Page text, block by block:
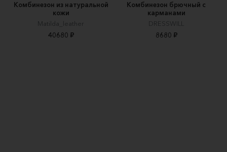
Комбинезон из натуральной
кожи
Matilda_leather
40680 ₽
Комбинезон брючный с
карманами
DRESSWILL
8680 ₽